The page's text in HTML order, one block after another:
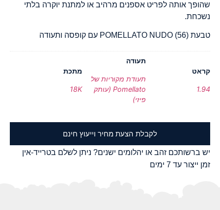
שהופך אותה לפריט אספנים מרהיב או למתנת יוקרה בלתי
נשכחת.
טבעת POMELLATO NUDO (56) עם קופסה ותעודה
קראט
1.94
תעודה
תעודת מקוריות של
Pomellato (עותק
פיזי)
מתכת
18K
לקבלת הצעת מחיר וייעוץ חינם
יש ברשותכם זהב או יהלומים ישנים? ניתן לשלם בטרייד-אין
זמן ייצור עד 7 ימים